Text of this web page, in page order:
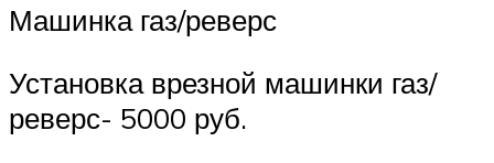
Машинка газ/реверс
Установка врезной машинки газ/
реверс- 5000 руб.